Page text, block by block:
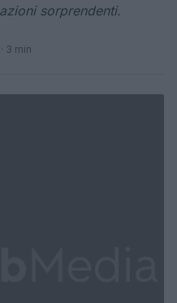
sorprendenti.
· 3 min